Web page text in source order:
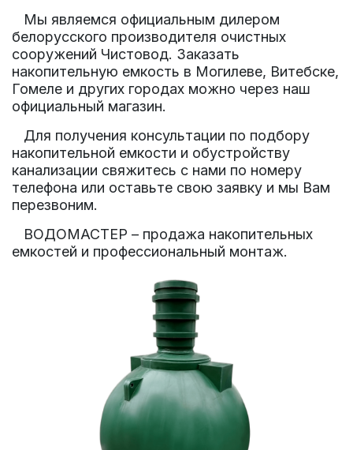
Мы являемся официальным дилером
белорусского производителя очистных
сооружений Чистовод. Заказать
накопительную емкость в Могилеве, Витебске,
Гомеле и других городах можно через наш
официальный магазин.
Для получения консультации по подбору
накопительной емкости и обустройству
канализации свяжитесь с нами по номеру
телефона или оставьте свою заявку и мы Вам
перезвоним.
ВОДОМАСТЕР – продажа накопительных
емкостей и профессиональный монтаж.